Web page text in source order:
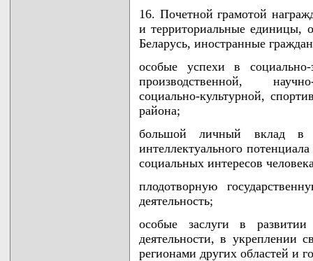
16. Почетной грамотой
и территориальные единицы,
Беларусь, иностранные
особые успехи в
производственной,
социально-культурной,
района;
большой личный вклад в
интеллектуального
социальных интересов
плодотворную
деятельность;
особые заслуги в развитии
деятельности, в укреплении
регионами других областей и